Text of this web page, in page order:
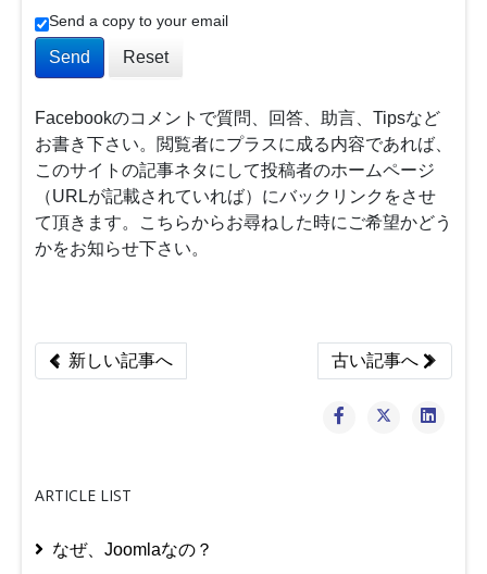
Send a copy to your email
Send Reset
Facebookのコメントで質問、回答、助言、Tipsなど
お書き下さい。閲覧者にプラスに成る内容であれば、
このサイトの記事ネタにして投稿者のホームページ
（URLが記載されていれば）にバックリンクをさせ
て頂きます。こちらからお尋ねした時にご希望かどう
かをお知らせ下さい。
Previous article: 会員向けサイトとしてJoomlaができる
新しい記事へ Next article: もっと
古い記事へ
ARTICLE LIST
なぜ、Joomlaなの？